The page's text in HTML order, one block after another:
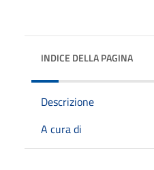
INDICE DELLA PAGINA
Descrizione
A cura di